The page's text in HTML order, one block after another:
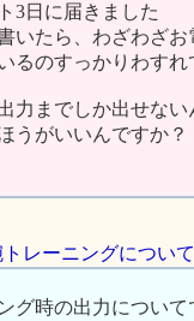
3日に届きました
いたら、わざわざ
るのすっかりわすれ
力までしか出せな
うがいいんですか
レーニングについて
グ時の出力につい